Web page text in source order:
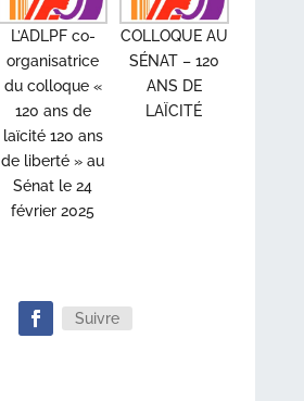
L’ADLPF co-
organisatrice
du colloque «
120 ans de
laïcité 120 ans
de liberté » au
Sénat le 24
février 2025
COLLOQUE AU
SÉNAT – 120
ANS DE
LAÏCITÉ
Suivre